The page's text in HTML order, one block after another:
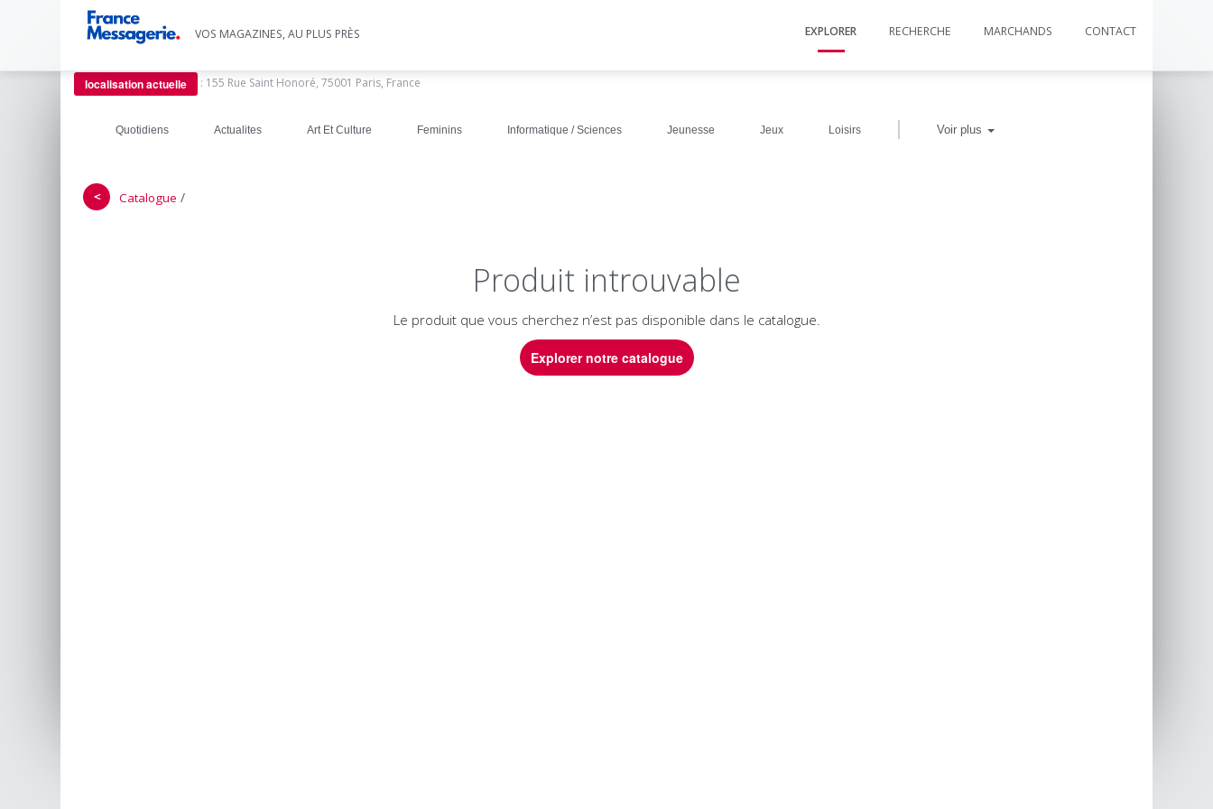
VOS MAGAZINES, AU PLUS PRÈS EXPLORER RECHERCHE MARCHANDS CONTACT
localisation actuelle : 155 Rue Saint Honoré, 75001 Paris, France
Quotidiens Actualites Art Et Culture Feminins Informatique / Sciences Jeunesse Jeux Loisirs | Voir plus
＜ Catalogue /
Produit introuvable
Le produit que vous cherchez n’est pas disponible dans le catalogue.
Explorer notre catalogue